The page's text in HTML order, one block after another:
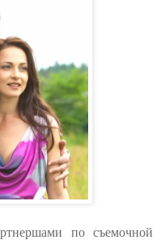
по съемочной